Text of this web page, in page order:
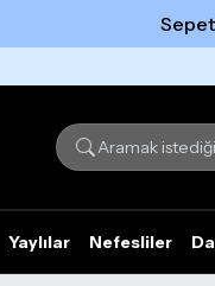
Yaylılar Nefesliler
Tümünü gör